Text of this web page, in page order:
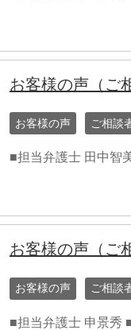
お客様の声（ご
お客様の声 ご相談
■担当弁護士 田中智
お客様の声（ご
お客様の声 ご相談
■担当弁護士 申景秀